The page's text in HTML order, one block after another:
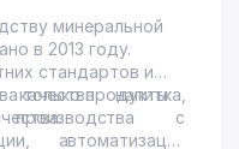
минеральной
в 2013 году.
стандартов и
только продукты
напитка,
производства с
автоматизации